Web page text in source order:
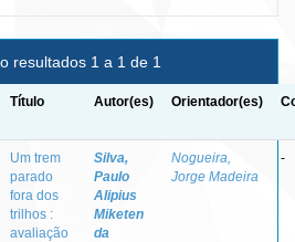
resultados 1 a 1 de 1
Título Autor(es) Orientador(es)
Um trem
parado
fora dos
trilhos :
avaliação
Silva,
Paulo
Alipius
Miketen
da
Nogueira,
Jorge Madeira
-